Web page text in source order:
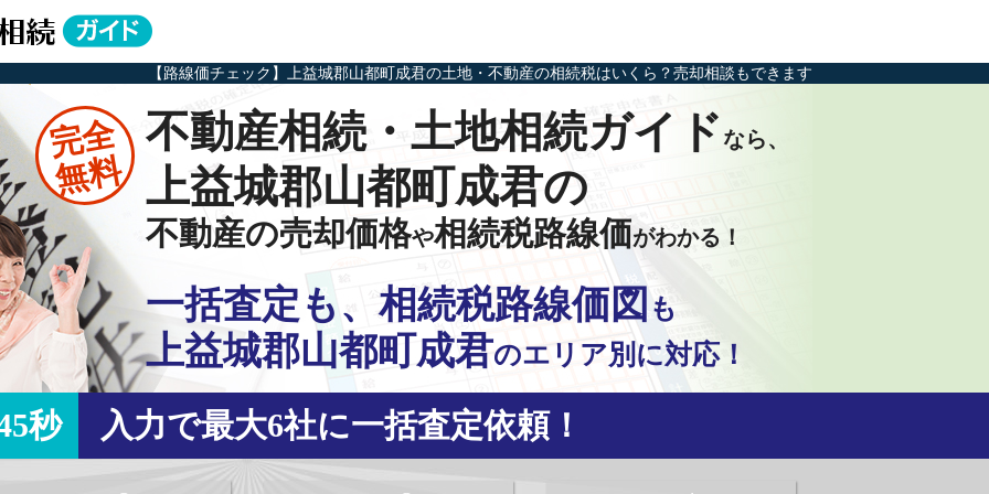
【路線価チェック】上益城郡山都町成君の土地・不動産の相続税はいくら？売却相談もできます
完全
無料
不動産相続・土地相続ガイドなら、
上益城郡山都町成君の
不動産の売却価格や相続税路線価がわかる！
一括査定も、相続税路線価図 も
上益城郡山都町成君のエリア別に対応！
秒 入力で最大6社に一括査定依頼！